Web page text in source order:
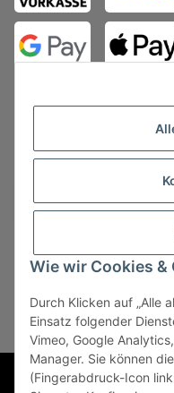
Wie wir Cookies &
Durch Klicken auf „Alle
Einsatz folgender
Vimeo, Google
Manager. Sie können
(Fingerabdruck-Icon
* Alle Preise zzgl. gesetzlicher
Mindermengenzuschlag